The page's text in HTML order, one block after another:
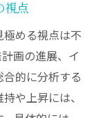
視点
める視点は不
画の進展、イ
的に分析する
や上昇には、